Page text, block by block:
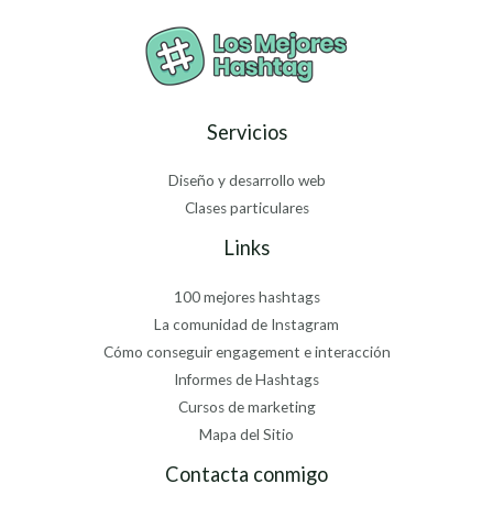
Servicios
Diseño y desarrollo web
Clases particulares
Links
100 mejores hashtags
La comunidad de Instagram
Cómo conseguir engagement e interacción
Informes de Hashtags
Cursos de marketing
Mapa del Sitio
Contacta conmigo